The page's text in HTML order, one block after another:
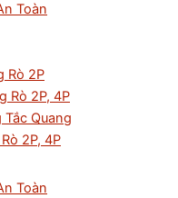
Toàn
Rò 2P
Rò 2P, 4P
Quang
2P, 4P
Toàn